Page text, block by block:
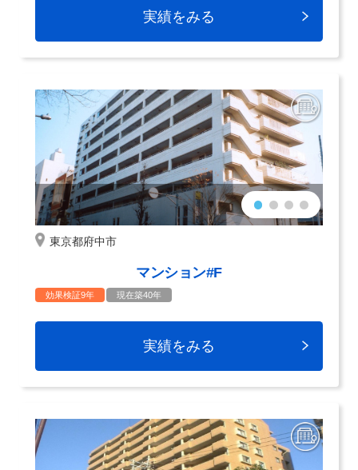
実績をみる
東京都府中市
マンション#F
効果検証9年 現在築40年
実績をみる